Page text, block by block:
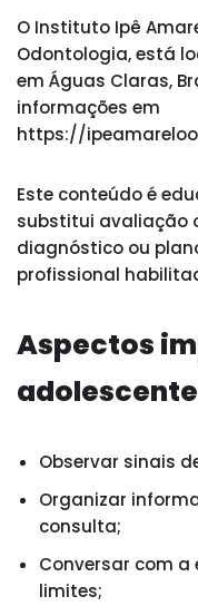
O Instituto Ipê
Odontologia, está
em Águas Claras,
informações em
https://
Este conteúdo é
substitui avaliação
diagnóstico ou
profissional
Aspectos
Observar sinais
Organizar
consulta;
Conversar com a
limites;